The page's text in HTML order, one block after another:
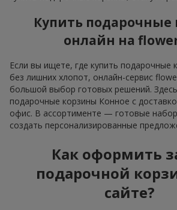
Купить подарочные
онлайн на
Если вы ищете, где купить подарочные
без лишних хлопот, онлайн-сервис
большой выбор готовых решений.
подарочные корзины Конное с
офис. В ассортименте — готовые
создать персонализированные
Как оформить
подарочной
сайте?